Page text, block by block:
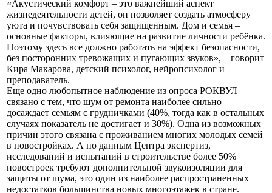
«Акустический комфорт – это важнейший аспект
жизнедеятельности детей, он позволяет создать атмосферу
уюта и почувствовать себя защищенным. Дом и семья –
основные факторы, влияющие на развитие личности ребёнка.
Поэтому здесь все должно работать на эффект безопасности,
без посторонних тревожащих и пугающих звуков», – говорит
Кира Макарова, детский психолог, нейропсихолог и
преподаватель.
Еще одно любопытное наблюдение из опроса РОКВУЛ
связано с тем, что шум от ремонта наиболее сильно
досаждает семьям с грудничками (40%, тогда как в остальных
случаях показатель не достигает и 30%). Одна из возможных
причин этого связана с проживанием многих молодых семей
в новостройках. А по данным Центра экспертиз,
исследований и испытаний в строительстве более 50%
новостроек требуют дополнительной звукоизоляции для
защиты от шума, это один из наиболее распространенных
недостатков большинства новых многоэтажек в стране.